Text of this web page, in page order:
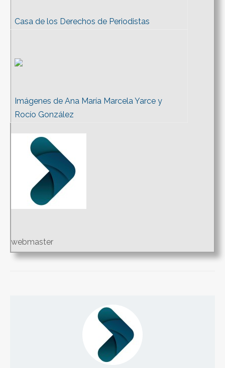
Casa de los Derechos de Periodistas
Imágenes de Ana María Marcela Yarce y
Rocío González
webmaster